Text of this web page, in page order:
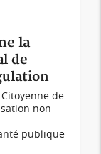
la
de
de
non
publique